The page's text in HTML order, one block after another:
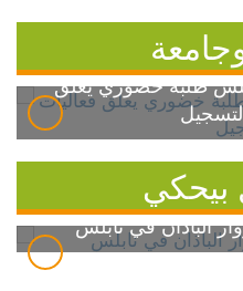
طلبة خضوري يعلق
الباذان في نابلس